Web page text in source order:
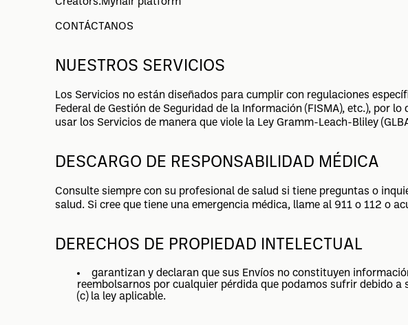
CONTÁCTANOS
NUESTROS SERVICIOS
Los Servicios no están diseñados para cumplir con regulaciones
Federal de Gestión de Seguridad de la Información (FISMA), etc.), por
usar los Servicios de manera que viole la Ley Gramm-Leach-Bliley
DESCARGO DE RESPONSABILIDAD MÉDICA
Consulte siempre con su profesional de salud si tiene preguntas o
salud. Si cree que tiene una emergencia médica, llame al 911 o 112 o
DERECHOS DE PROPIEDAD INTELECTUAL
garantizan y declaran que sus Envíos no constituyen
reembolsarnos por cualquier pérdida que podamos sufrir debido
(c) la ley aplicable.